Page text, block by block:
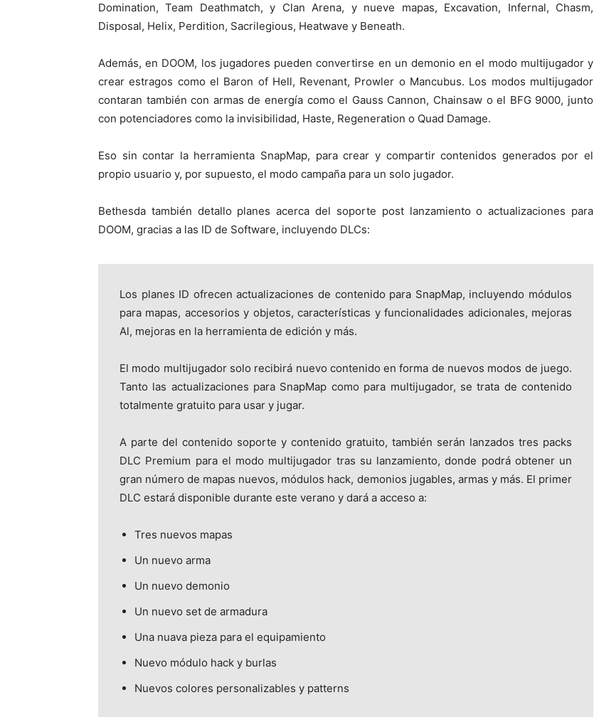
Domination, Team Deathmatch, y Clan Arena, y nueve mapas, Excavation, Infernal, Chasm,
Disposal, Helix, Perdition, Sacrilegious, Heatwave y Beneath.
Además, en DOOM, los jugadores pueden convertirse en un demonio en el modo multijugador y
crear estragos como el Baron of Hell, Revenant, Prowler o Mancubus. Los modos multijugador
contaran también con armas de energía como el Gauss Cannon, Chainsaw o el BFG 9000, junto
con potenciadores como la invisibilidad, Haste, Regeneration o Quad Damage.
Eso sin contar la herramienta SnapMap, para crear y compartir contenidos generados por el
propio usuario y, por supuesto, el modo campaña para un solo jugador.
Bethesda también detallo planes acerca del soporte post lanzamiento o actualizaciones para
DOOM, gracias a las ID de Software, incluyendo DLCs:
Los planes ID ofrecen actualizaciones de contenido para SnapMap, incluyendo módulos
para mapas, accesorios y objetos, características y funcionalidades adicionales, mejoras
Al, mejoras en la herramienta de edición y más.
El modo multijugador solo recibirá nuevo contenido en forma de nuevos modos de juego.
Tanto las actualizaciones para SnapMap como para multijugador, se trata de contenido
totalmente gratuito para usar y jugar.
A parte del contenido soporte y contenido gratuito, también serán lanzados tres packs
DLC Premium para el modo multijugador tras su lanzamiento, donde podrá obtener un
gran número de mapas nuevos, módulos hack, demonios jugables, armas y más. El primer
DLC estará disponible durante este verano y dará a acceso a:
Tres nuevos mapas
Un nuevo arma
Un nuevo demonio
Un nuevo set de armadura
Una nuava pieza para el equipamiento
Nuevo módulo hack y burlas
Nuevos colores personalizables y patterns